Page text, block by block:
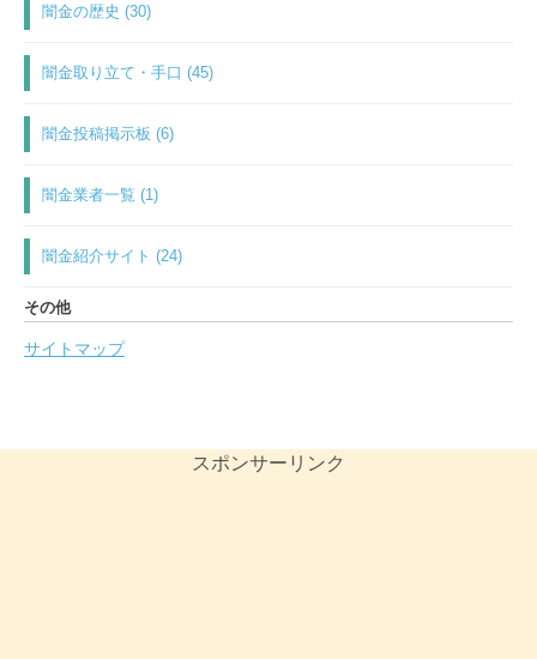
闇金の歴史 (30)
闇金取り立て・手口 (45)
闇金投稿掲示板 (6)
闇金業者一覧 (1)
闇金紹介サイト (24)
その他
サイトマップ
スポンサーリンク